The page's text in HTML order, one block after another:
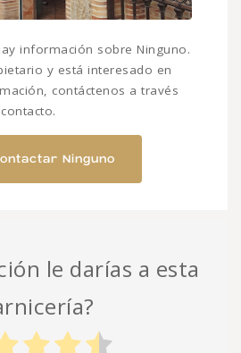
información sobre Ninguno.
y está interesado en
contáctenos a través
Ninguno
le darías a esta